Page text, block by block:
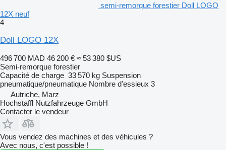
semi-remorque forestier Doll LOGO
12X neuf
4
Doll LOGO 12X
496 700 MAD 46 200 € ≈ 53 380 $US
Semi-remorque forestier
Capacité de charge 33 570 kg Suspension
pneumatique/pneumatique Nombre d'essieux 3
Autriche, Marz
Hochstaffl Nutzfahrzeuge GmbH
Contacter le vendeur
Vous vendez des machines et des véhicules ?
Avec nous, c'est possible !